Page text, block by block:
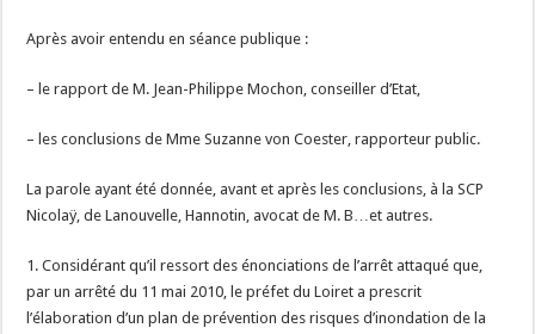
Après avoir entendu en séance publique :
– le rapport de M. Jean-Philippe Mochon, conseiller d’Etat,
– les conclusions de Mme Suzanne von Coester, rapporteur public.
La parole ayant été donnée, avant et après les conclusions, à la SCP
Nicolaÿ, de Lanouvelle, Hannotin, avocat de M. B…et autres.
1. Considérant qu’il ressort des énonciations de l’arrêt attaqué que,
par un arrêté du 11 mai 2010, le préfet du Loiret a prescrit
l’élaboration d’un plan de prévention des risques d’inondation de la